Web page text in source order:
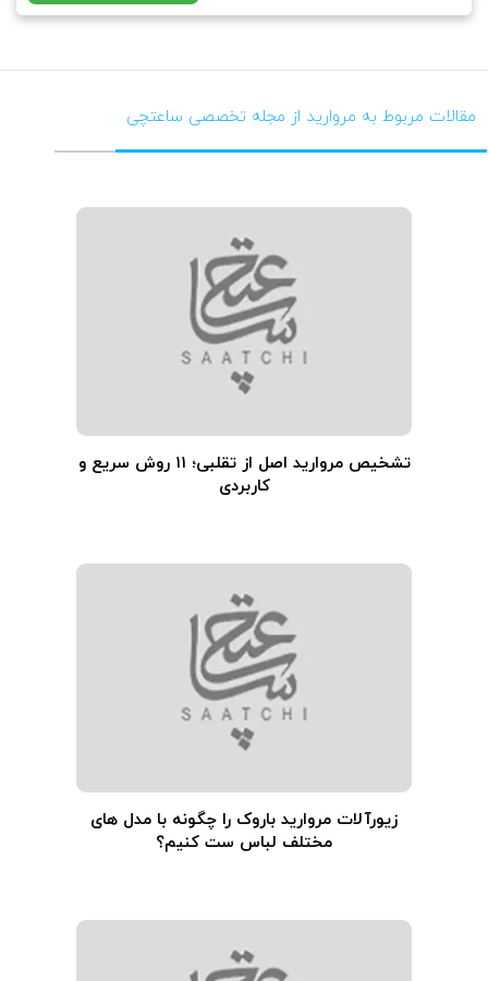
مقالات مربوط به مروارید از مجله تخصصی ساعتچی
تشخیص مروارید اصل از تقلبی؛ ۱۱ روش سریع و
کاربردی
زیورآلات مروارید باروک را چگونه با مدل های
مختلف لباس ست کنیم؟